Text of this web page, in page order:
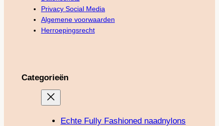
Privacy Social Media
Algemene voorwaarden
Herroepingsrecht
Categorieën
Echte Fully Fashioned naadnylons